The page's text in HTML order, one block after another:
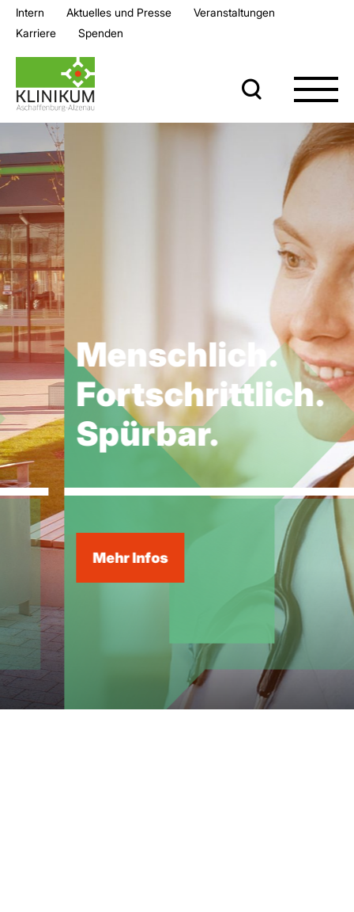
Intern Aktuelles und Presse
Veran­staltungen
Karriere
Spenden
Menschlich.
Fortschrittlich.
Spürbar.
Mehr Infos